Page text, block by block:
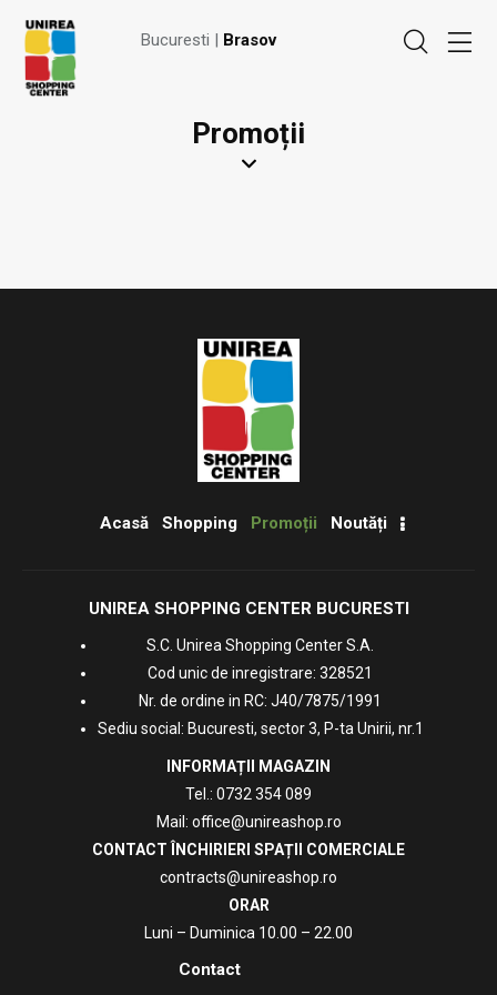
Bucuresti | Brasov
Promoții
Acasă Shopping Promoții Noutăți
UNIREA SHOPPING CENTER BUCURESTI
S.C. Unirea Shopping Center S.A.
Cod unic de inregistrare: 328521
Nr. de ordine in RC: J40/7875/1991
Sediu social: Bucuresti, sector 3, P-ta Unirii, nr.1
INFORMAȚII MAGAZIN
Tel.: 0732 354 089
Mail: office@unireashop.ro
CONTACT ÎNCHIRIERI SPAȚII COMERCIALE
contracts@unireashop.ro
ORAR
Luni – Duminica 10.00 – 22.00
Contact